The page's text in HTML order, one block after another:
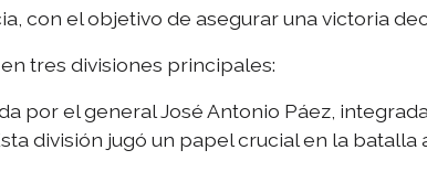
con el objetivo de asegurar una victoria
tres divisiones principales:
por el general José Antonio Páez,
división jugó un papel crucial en la batalla